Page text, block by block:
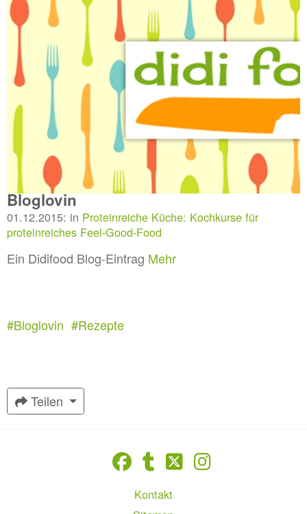
Bloglovin
01.12.2015: in Proteinreiche Küche: Kochkurse für
proteinreiches Feel-Good-Food
Ein Didifood Blog-Eintrag Mehr
#Bloglovin #Rezepte
Teilen
Kontakt